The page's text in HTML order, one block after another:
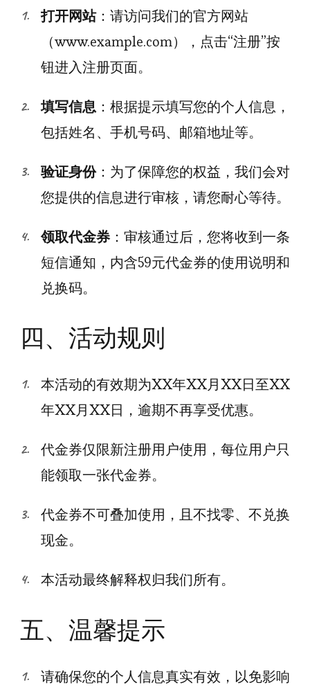
打开网站：请访问我们的官方网站
（www.example.com），点击“注册”按
钮进入注册页面。
填写信息 ：根据提示填写您的个人信息，
包括姓名、手机号码、邮箱地址等。
验证身份：为了保障您的权益，我们会对
您提供的信息进行审核，请您耐心等待。
领取代金券 ：审核通过后，您将收到一条
短信通知，内含59元代金券的使用说明和
兑换码。
四、活动规则
本活动的有效期为XX年XX月XX日至XX
年XX月XX日，逾期不再享受优惠。
代金券仅限新注册用户使用，每位用户只
能领取一张代金券。
代金券不可叠加使用，且不找零、不兑换
现金。
本活动最终解释权归我们所有。
五、温馨提示
请确保您的个人信息真实有效，以免影响